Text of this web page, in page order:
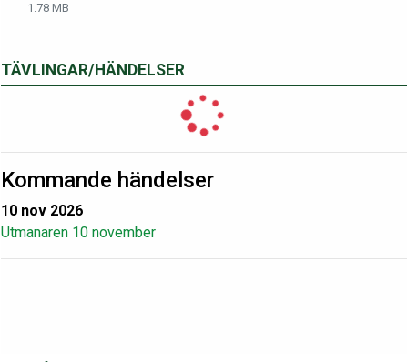
1.78 MB
TÄVLINGAR/HÄNDELSER
Kommande händelser
10 nov 2026
Utmanaren 10 november